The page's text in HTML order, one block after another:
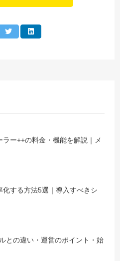
ー++の料金・機能を解説｜メ
する方法5選｜導入すべきシ
との違い・運営のポイント・始